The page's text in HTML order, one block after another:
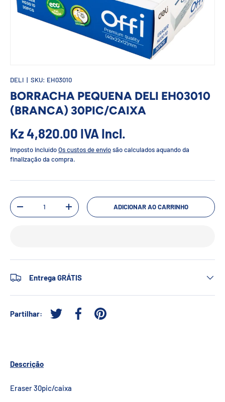
DELI | SKU: EH03010
BORRACHA PEQUENA DELI EH03010
(BRANCA) 30PIC/CAIXA
Kz 4,820.00 IVA Incl.
Imposto incluídoOs custos de enviosão calculados aquando da
finalização da compra.
Qtd.
-
+ ADICIONAR AO CARRINHO
Entrega GRÁTIS
Partilhar:
Tweetar no Twitter
Partilhar no Facebook
Afixar no Pinterest
Descrição
Eraser 30pic/caixa